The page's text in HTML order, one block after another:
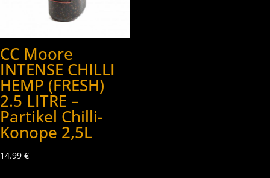
CC Moore
INTENSE CHILLI
HEMP (FRESH)
2.5 LITRE –
Partikel Chilli-
Konope 2,5L
14.99 €